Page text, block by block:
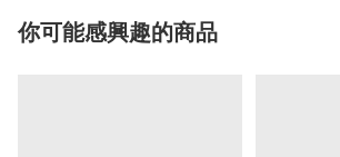
你可能感興趣的商品